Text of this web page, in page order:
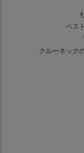
ベス
クルーネック